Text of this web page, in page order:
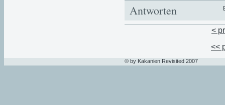
Antworten
<
<<
© by Kakanien Revisited 2007